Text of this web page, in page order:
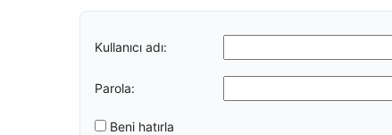
Kullanıcı adı:
Parola:
Beni hatırla